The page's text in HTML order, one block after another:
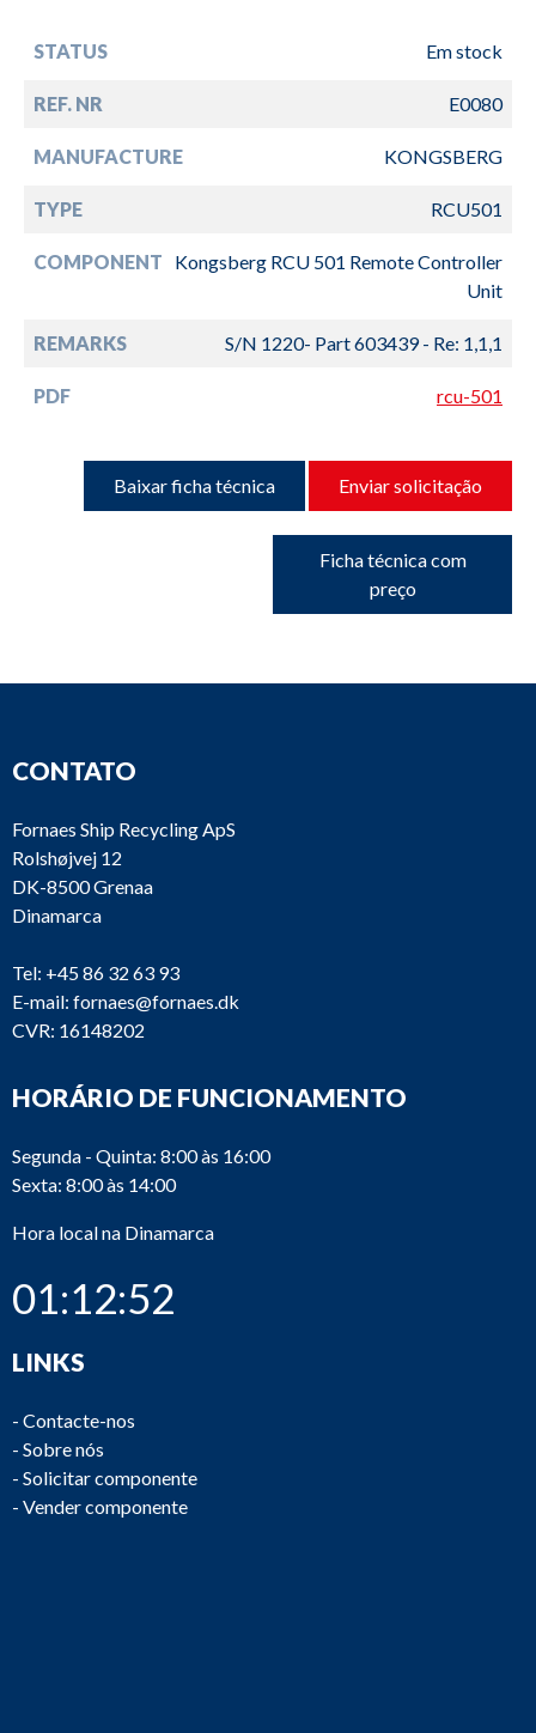
STATUS Em stock
REF. NR E0080
MANUFACTURE KONGSBERG
TYPE RCU501
COMPONENT
Kongsberg RCU 501 Remote Controller
Unit
REMARKS S/N 1220- Part 603439 - Re: 1,1,1
PDF rcu-501
Baixar ficha técnica Enviar solicitação
Ficha técnica com
preço
CONTATO
Fornaes Ship Recycling ApS
Rolshøjvej 12
DK-8500 Grenaa
Dinamarca
Tel: +45 86 32 63 93
E-mail: fornaes@fornaes.dk
CVR: 16148202
HORÁRIO DE FUNCIONAMENTO
Segunda - Quinta: 8:00 às 16:00
Sexta: 8:00 às 14:00
Hora local na Dinamarca
01:12:52
LINKS
- Contacte-nos
- Sobre nós
- Solicitar componente
- Vender componente